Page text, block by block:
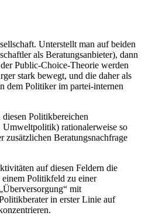
Unterstellt man auf beiden
als Beratungsanbieter), dann
Public-Choice-Theorie werden
stark bewegt, und die daher als
dem Politiker im partei-internen
Politikbereichen
rationalerweise so
zusätzlichen Beratungsnachfrage
auf diesen Feldern die
einem Politikfeld zu einer
mit
in erster Linie auf